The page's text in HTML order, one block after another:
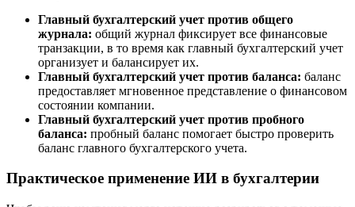
Главный бухгалтерский учет против общего
журнала: общий журнал фиксирует все финансовые
транзакции, в то время как главный бухгалтерский учет
организует и балансирует их.
Главный бухгалтерский учет против баланса: баланс
предоставляет мгновенное представление о финансовом
состоянии компании.
Главный бухгалтерский учет против пробного
баланса: пробный баланс помогает быстро проверить
баланс главного бухгалтерского учета.
Практическое применение ИИ в бухгалтерии